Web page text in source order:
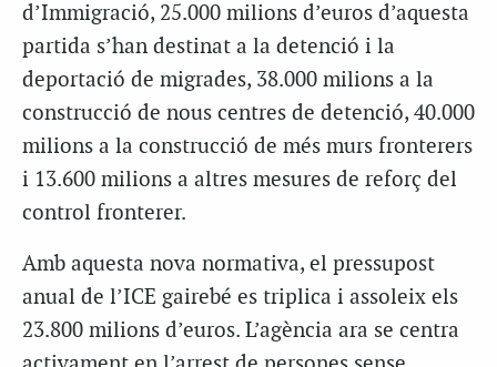
d’Immigració, 25.000 milions d’euros d’aquesta
partida s’han destinat a la detenció i la
deportació de migrades, 38.000 milions a la
construcció de nous centres de detenció, 40.000
milions a la construcció de més murs fronterers
i 13.600 milions a altres mesures de reforç del
control fronterer.
Amb aquesta nova normativa, el pressupost
anual de l’ICE gairebé es triplica i assoleix els
23.800 milions d’euros. L’agència ara se centra